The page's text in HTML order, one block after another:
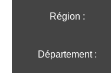
Région :️
Département :